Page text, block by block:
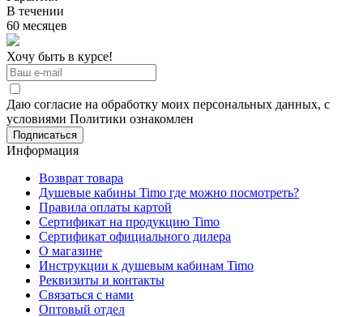
В течении
60 месяцев
Хочу быть в курсе!
Даю согласие на обработку моих персональных данных, с
условиями Политики ознакомлен
Информация
Возврат товара
Душевые кабины Timo где можно посмотреть?
Правила оплаты картой
Сертификат на продукцию Timo
Сертификат официального дилера
О магазине
Инструкции к душевым кабинам Timo
Реквизиты и контакты
Связаться с нами
Оптовый отдел